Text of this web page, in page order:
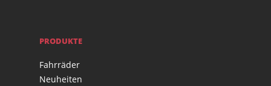
PRODUKTE
Fahrräder
Neuheiten